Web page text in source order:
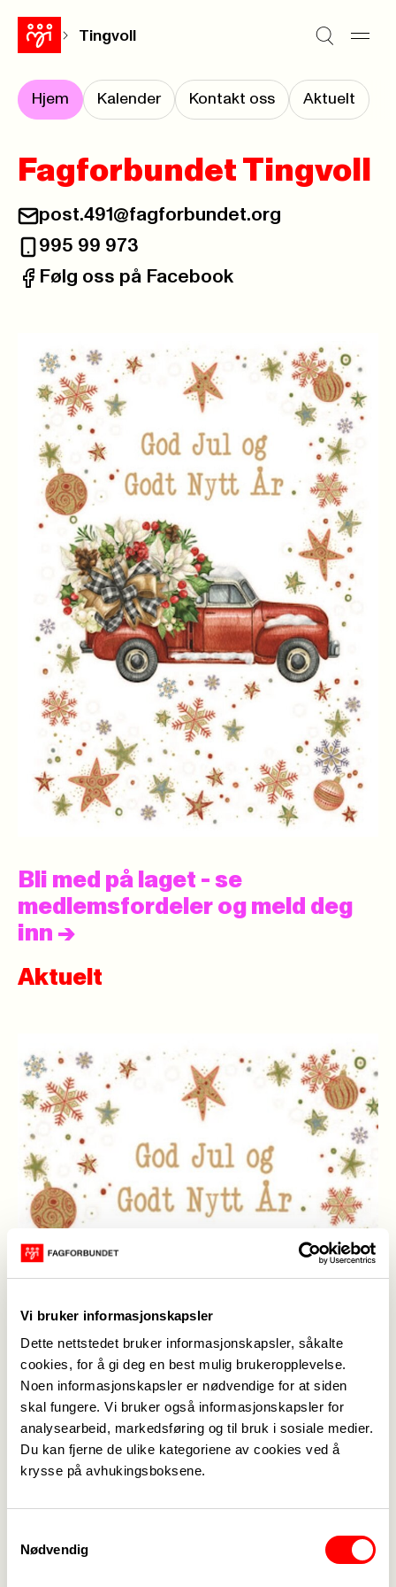
Vi bruker informasjonskapsler
Dette nettstedet bruker informasjonskapsler, såkalte
cookies, for å gi deg en best mulig brukeropplevelse.
Noen informasjonskapsler er nødvendige for at siden
skal fungere. Vi bruker også informasjonskapsler for
analysearbeid, markedsføring og til bruk i sosiale medier.
Du kan fjerne de ulike kategoriene av cookies ved å
krysse på avhukingsboksene.
Nødvendig
Tingvoll
Hjem Kalender Kontakt oss Aktuelt
Fagforbundet Tingvoll
E-post:
post.491@fagforbundet.org
Telefon:
995 99 973
Facebook:
Følg oss på Facebook
Bli med på laget - se
medlemsfordeler og meld deg
inn ->
Aktuelt